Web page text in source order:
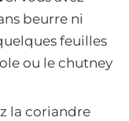
beurre ni
feuilles
ou le chutney
la coriandre